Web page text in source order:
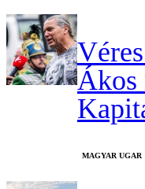
Ákos
MAGYAR UGAR